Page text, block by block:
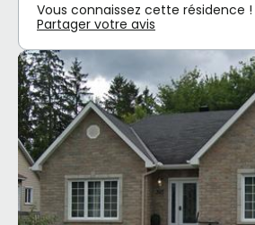
Vous connaissez cette résidence !
Partager votre avis